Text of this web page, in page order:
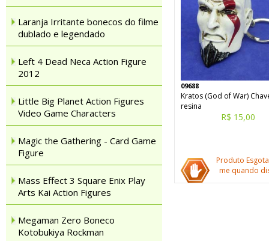
Laranja Irritante bonecos do filme
dublado e legendado
Left 4 Dead Neca Action Figure
2012
Little Big Planet Action Figures
Video Game Characters
Magic the Gathering - Card Game
Figure
Mass Effect 3 Square Enix Play
Arts Kai Action Figures
Megaman Zero Boneco
Kotobukiya Rockman
09688
Kratos (God of War)
resina
R$ 15,00
Produto
me quando